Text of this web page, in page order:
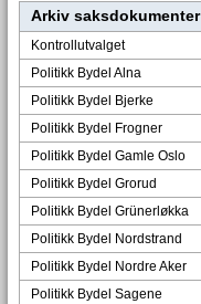
Arkiv saksdokumenter
Kontrollutvalget
Politikk Bydel Alna
Politikk Bydel Bjerke
Politikk Bydel Frogner
Politikk Bydel Gamle Oslo
Politikk Bydel Grorud
Politikk Bydel Grünerløkka
Politikk Bydel Nordstrand
Politikk Bydel Nordre Aker
Politikk Bydel Sagene